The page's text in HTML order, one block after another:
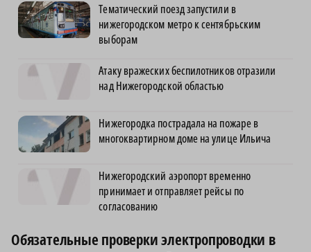
Тематический поезд запустили в
нижегородском метро к сентябрьским
выборам
Атаку вражеских беспилотников отразили
над Нижегородской областью
Нижегородка пострадала на пожаре в
многоквартирном доме на улице Ильича
Нижегородский аэропорт временно
принимает и отправляет рейсы по
согласованию
Обязательные проверки электропроводки в